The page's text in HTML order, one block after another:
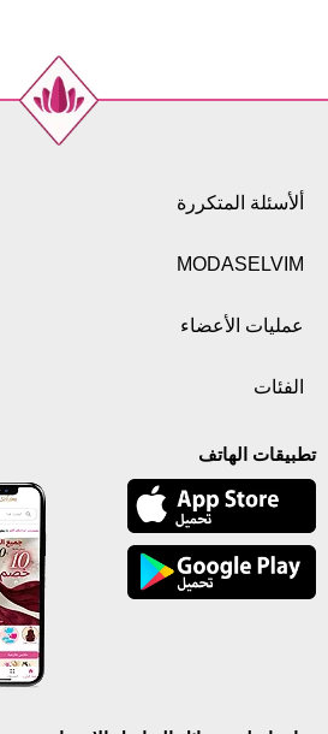
ألأسئلة المتكررة
MODASELVIM
عمليات الأعضاء
الفئات
تطبيقات الهاتف